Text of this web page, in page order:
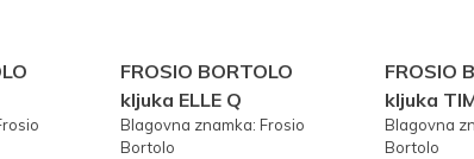
FROSIO BORTOLO
kljuka ELLE Q
Blagovna znamka: Frosio
Bortolo
FROSIO
kljuka
Blagovna
Bortolo